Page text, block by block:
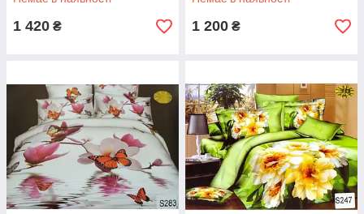
1 420 ₴ 1 200 ₴